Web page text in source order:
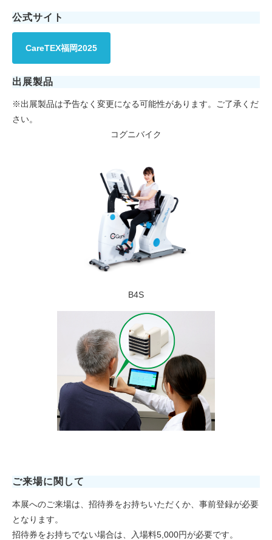
公式サイト
CareTEX福岡2025
出展製品
※出展製品は予告なく変更になる可能性があります。ご了承くだ
さい。
コグニバイク
B4S
ご来場に関して
本展へのご来場は、招待券をお持ちいただくか、事前登録が必要
となります。
招待券をお持ちでない場合は、入場料5,000円が必要です。